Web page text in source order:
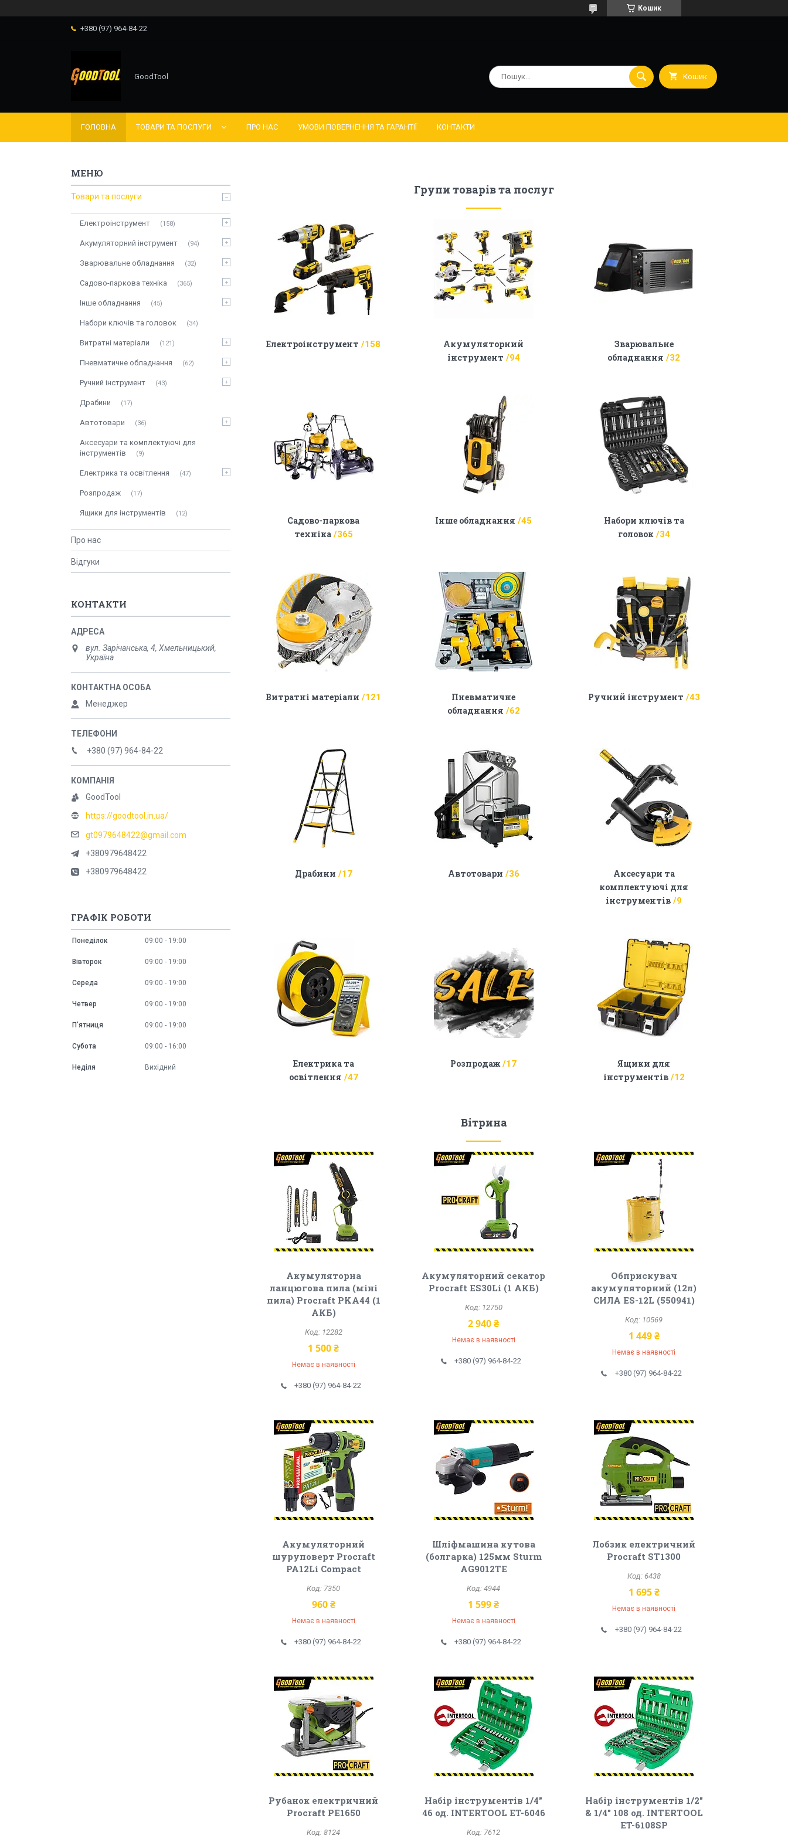
Кошик
+380 (97) 964-84-22
GoodTool Кошик
ГОЛОВНА ТОВАРИ ТА ПОСЛУГИ ПРО НАС УМОВИ ПОВЕРНЕННЯ ТА ГАРАНТІЇ КОНТАКТИ
Групи товарів та послуг
Електроінструмент 158
Акумуляторний
інструмент
94
Зварювальне
обладнання
32
Садово-паркова
техніка 365
Інше обладнання 45
Набори ключів та
головок 34
Витратні матеріали 121
Пневматичне
обладнання
62
Ручний інструмент 43
Драбини 17 Автотовари 36
Аксесуари та
комплектуючі для
інструментів
9
Електрика та
освітлення 47
Розпродаж 17
Ящики для
інструментів 12
Вітрина
Акумуляторна
ланцюгова пила (міні
пила) Procraft PKA44 (1
АКБ)
12282
1 500 ₴
Немає в наявності
+380 (97) 964-84-22
Акумуляторний секатор
Procraft ES30Li (1 АКБ)
12750
2 940 ₴
Немає в наявності
+380 (97) 964-84-22
Обприскувач
акумуляторний (12л)
СИЛА ES-12L (550941)
10569
1 449 ₴
Немає в наявності
+380 (97) 964-84-22
Акумуляторний
шуруповерт Procraft
PA12Li Compact
7350
960 ₴
Немає в наявності
+380 (97) 964-84-22
Шліфмашина кутова
(болгарка) 125мм Sturm
AG9012TE
4944
1 599 ₴
Немає в наявності
+380 (97) 964-84-22
Лобзик електричний
Procraft ST1300
6438
1 695 ₴
Немає в наявності
+380 (97) 964-84-22
Рубанок електричний
Procraft PE1650
8124
Набір інструментів 1/4"
46 од. INTERTOOL ET-6046
7612
Набір інструментів 1/2"
& 1/4" 108 од. INTERTOOL
ET-6108SP
Товари та послуги
Електроінструмент 158
Акумуляторний інструмент 94
Зварювальне обладнання 32
Садово-паркова техніка 365
Інше обладнання 45
Набори ключів та головок 34
Витратні матеріали 121
Пневматичне обладнання 62
Ручний інструмент 43
Драбини 17
Автотовари 36
Аксесуари та комплектуючі для
інструментів
9
Електрика та освітлення 47
Розпродаж 17
Ящики для інструментів 12
Про нас
Відгуки
КОНТАКТИ
вул. Зарічанська, 4, Хмельницький,
Україна
Менеджер
+380 (97) 964-84-22
GoodTool
https://goodtool.in.ua/
gt0979648422@gmail.com
+380979648422
+380979648422
ГРАФІК РОБОТИ
Понеділок 09:00 19:00
Вівторок 09:00 19:00
Середа 09:00 19:00
Четвер 09:00 19:00
Пʼятниця 09:00 19:00
Субота 09:00 16:00
Неділя Вихідний